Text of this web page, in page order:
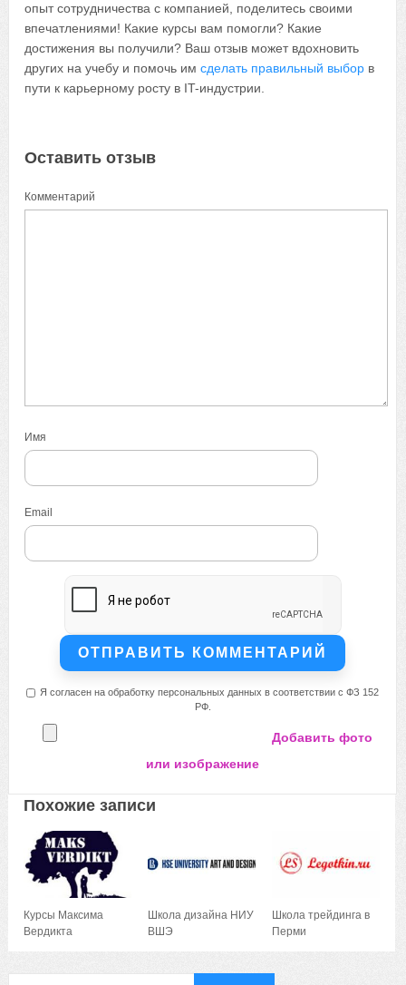
опыт сотрудничества с компанией, поделитесь своими
впечатлениями! Какие курсы вам помогли? Какие
достижения вы получили? Ваш отзыв может вдохновить
других на учебу и помочь имсделать правильный выбор в
пути к карьерному росту в IT-индустрии.
Оставить отзыв
Комментарий
Имя
Email
Я согласен на обработку персональных данных в соответствии с ФЗ 152
РФ.
Добавить фото
или изображение
Похожие записи
Курсы Максима
Вердикта
Школа дизайна НИУ
ВШЭ
Школа трейдинга в
Перми